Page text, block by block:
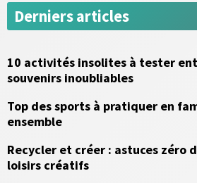
Derniers articles
10 activités insolites à tester
souvenirs inoubliables
Top des sports à pratiquer en
ensemble
Recycler et créer : astuces zéro
loisirs créatifs